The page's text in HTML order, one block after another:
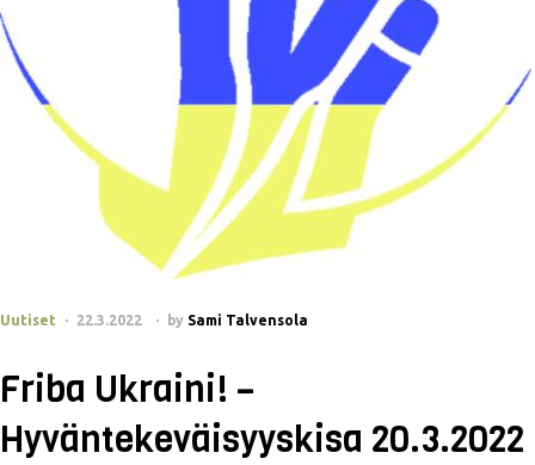
Uutiset 22.3.2022 by Sami Talvensola
Friba Ukraini! –
Hyväntekeväisyyskisa 20.3.2022